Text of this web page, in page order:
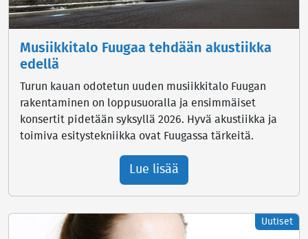
Musiikkitalo Fuugaa tehdään akustiikka
edellä
Turun kauan odotetun uuden musiikkitalo Fuugan
rakentaminen on loppusuoralla ja ensimmäiset
konsertit pidetään syksyllä 2026. Hyvä akustiikka ja
toimiva esitystekniikka ovat Fuugassa tärkeitä.
Lue lisää
Uutiset